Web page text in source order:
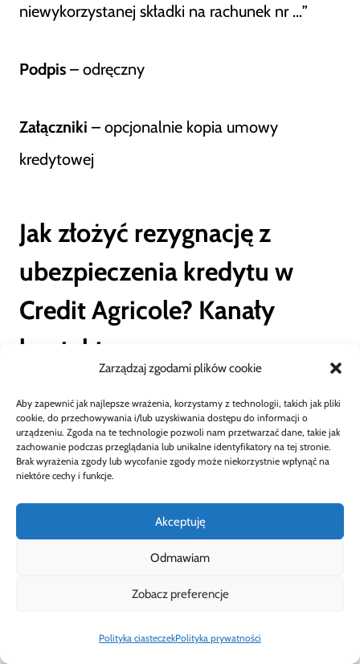
Zarządzaj zgodami plików cookie
Aby zapewnić jak najlepsze wrażenia, korzystamy z technologii, takich jak pliki
cookie, do przechowywania i/lub uzyskiwania dostępu do informacji o
urządzeniu. Zgoda na te technologie pozwoli nam przetwarzać dane, takie jak
zachowanie podczas przeglądania lub unikalne identyfikatory na tej stronie.
Brak wyrażenia zgody lub wycofanie zgody może niekorzystnie wpłynąć na
niektóre cechy i funkcje.
Akceptuję
Odmawiam
Zobacz preferencje
Polityka ciasteczekPolityka prywatności
niewykorzystanej składki na rachunek nr …”
Podpis – odręczny
Załączniki – opcjonalnie kopia umowy
kredytowej
Jak złożyć rezygnację z
ubezpieczenia kredytu w
Credit Agricole? Kanały
kontaktu
Credit Agricole umożliwia kilka kanałów
złożenia oświadczenia: osobiście w oddziale,
listownie lub przez kanały zdalne.
Wybór kanału ma znaczenie dla daty
skuteczności wypowiedzenia – liczy się dzień